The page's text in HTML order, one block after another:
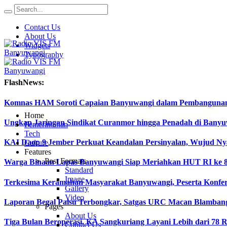
Contact Us
About Us
Widgets
Typography
FlashNews:
Komnas HAM Soroti Capaian Banyuwangi dalam
Ungkap Jaringan Sindikat Curanmor hingga Penadah di
KAI Daop 9 Jember Perkuat Keandalan Persinyalan, Wujud
Warga Binaan Lapas Banyuwangi Siap Meriahkan HUT RI ke
Terkesima Keramahan Masyarakat Banyuwangi, Peserta
Laporan Begal Palsu Terbongkar, Satgas URC Macan
Tiga Bulan Beroperasi, KA Sangkuriang Layani Lebih dari 78
Home
Pemerintahan
Tech
Culture
Features
Post Formats
Standard
Image
Gallery
Video
Pages
About Us
Contact Us